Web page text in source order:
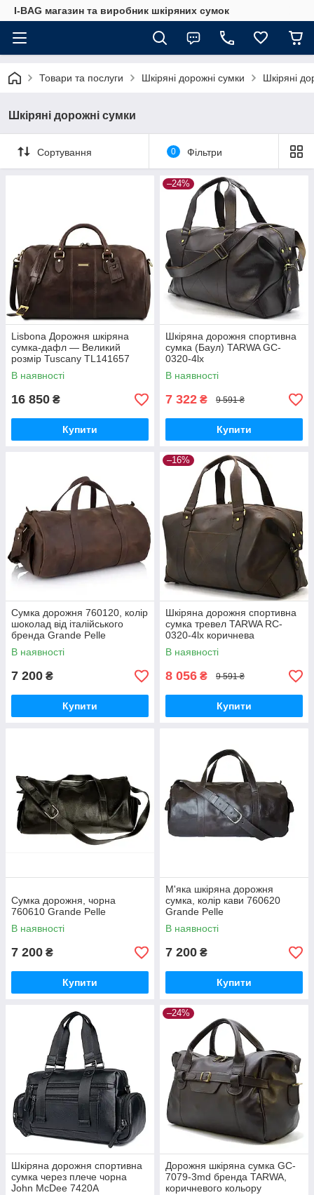
I-BAG магазин та виробник шкіряних сумок
Товари та послуги Шкіряні дорожні сумки Шкіряні
Шкіряні дорожні сумки
Сортування 0 Фільтри
Lisbona Дорожня шкіряна
сумка-дафл — Великий
розмір Tuscany TL141657
(Темно-коричневий)
В наявності
16 850 ₴
Купити
–24%
Шкіряна дорожня спортивна
сумка (Баул) TARWA GC-
0320-4lx
В наявності
7 322 ₴ 9 591 ₴
Купити
Сумка дорожня 760120, колір
шоколад від італійського
бренда Grande Pelle
В наявності
7 200 ₴
Купити
–16%
Шкіряна дорожня спортивна
сумка тревел TARWA RC-
0320-4lx коричнева
В наявності
8 056 ₴ 9 591 ₴
Купити
Сумка дорожня, чорна
760610 Grande Pelle
В наявності
7 200 ₴
Купити
М'яка шкіряна дорожня
сумка, колір кави 760620
Grande Pelle
В наявності
7 200 ₴
Купити
Шкіряна дорожня спортивна
сумка через плече чорна
John McDee 7420A
–24%
Дорожня шкіряна сумка GC-
7079-3md бренда TARWA,
коричневого кольору